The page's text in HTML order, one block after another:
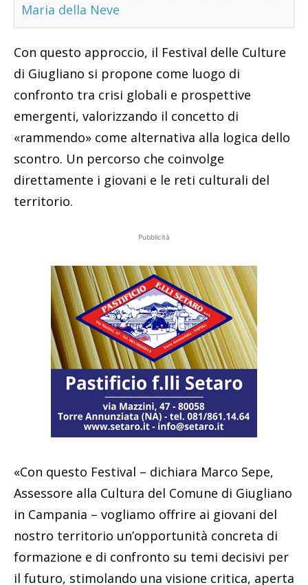
Maria della Neve
Con questo approccio, il Festival delle Culture
di Giugliano si propone come luogo di
confronto tra crisi globali e prospettive
emergenti, valorizzando il concetto di
«rammendo» come alternativa alla logica dello
scontro. Un percorso che coinvolge
direttamente i giovani e le reti culturali del
territorio.
Pubblicità
«Con questo Festival – dichiara Marco Sepe,
Assessore alla Cultura del Comune di Giugliano
in Campania – vogliamo offrire ai giovani del
nostro territorio un’opportunità concreta di
formazione e di confronto su temi decisivi per
il futuro, stimolando una visione critica, aperta